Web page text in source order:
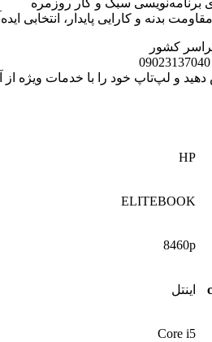
بدنه و کارایی پایدار،
کشور
و لپ‌تاپ خود را با خدمات ویژه از
HP
ELITEBOOK
8460p
اینتل
Core i5